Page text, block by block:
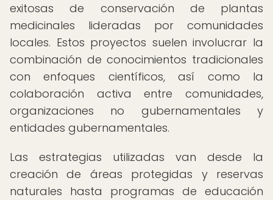
exitosas de conservación de plantas
medicinales lideradas por comunidades
locales. Estos proyectos suelen involucrar la
combinación de conocimientos tradicionales
con enfoques científicos, así como la
colaboración activa entre comunidades,
organizaciones no gubernamentales y
entidades gubernamentales.
Las estrategias utilizadas van desde la
creación de áreas protegidas y reservas
naturales hasta programas de educación